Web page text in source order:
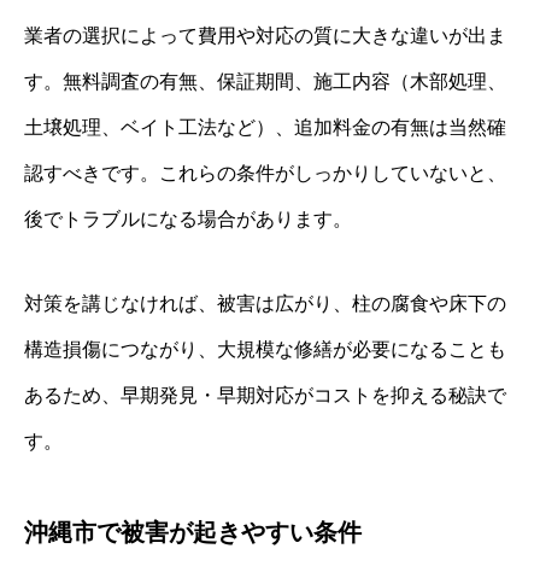
業者の選択によって費用や対応の質に大きな違いが出ま
す。無料調査の有無、保証期間、施工内容（木部処理、
土壌処理、ベイト工法など）、追加料金の有無は当然確
認すべきです。これらの条件がしっかりしていないと、
後でトラブルになる場合があります。
対策を講じなければ、被害は広がり、柱の腐食や床下の
構造損傷につながり、大規模な修繕が必要になることも
あるため、早期発見・早期対応がコストを抑える秘訣で
す。
沖縄市で被害が起きやすい条件